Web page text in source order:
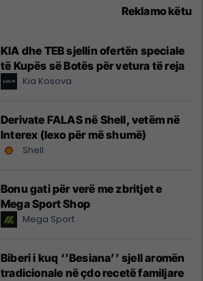
Reklamo këtu
KIA dhe TEB sjellin ofertën speciale
të Kupës së Botës për vetura të reja
Kia Kosova
Derivate FALAS në Shell, vetëm në
Interex (lexo për më shumë)
Shell
Bonu gati për verë me zbritjet e
Mega Sport Shop
Mega Sport
Biberi i kuq ‘’Besiana’’ sjell aromën
tradicionale në çdo recetë familjare